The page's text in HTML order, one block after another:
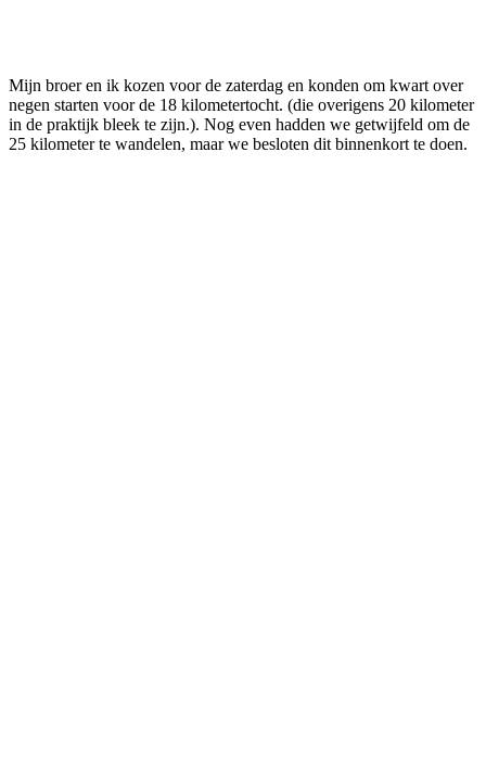
Mijn broer en ik kozen voor de zaterdag en konden om kwart over
negen starten voor de 18 kilometertocht. (die overigens 20 kilometer
in de praktijk bleek te zijn.). Nog even hadden we getwijfeld om de
25 kilometer te wandelen, maar we besloten dit binnenkort te doen.